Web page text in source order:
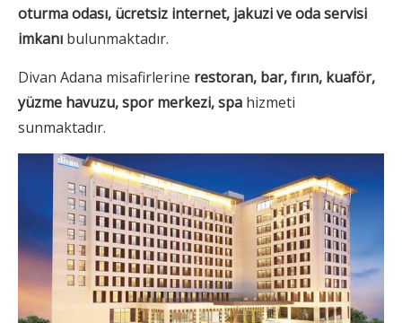
oturma odası, ücretsiz internet, jakuzi ve oda servisi
imkanı bulunmaktadır.
Divan Adana misafirlerine restoran, bar, fırın, kuaför,
yüzme havuzu, spor merkezi, spa hizmeti
sunmaktadır.